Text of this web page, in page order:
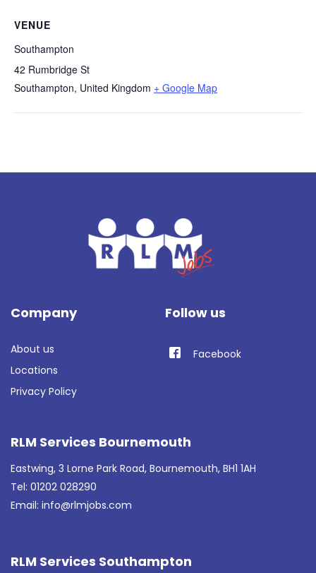
VENUE
Southampton
42 Rumbridge St
Southampton, United Kingdom + Google Map
Follow us
Facebook
Company
About us
Locations
Privacy Policy
RLM Services Bournemouth
Eastwing, 3 Lorne Park Road, Bournemouth, BH1 1AH
Tel: 01202 028290
Email: info@rlmjobs.com
RLM Services Southampton